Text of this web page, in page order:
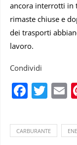
ancora interrotti in
rimaste chiuse e
dei trasporti
lavoro.
Condividi
CARBURANTE